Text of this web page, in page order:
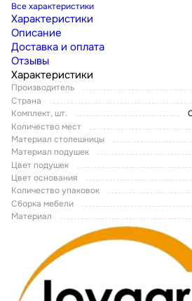
Все характеристики
Характеристики
Описание
Доставка и оплата
Отзывы
Характеристики
Производитель
Страна
Комплект, шт.
Количество мест
Материал столешницы
Материал подушек
Цвет подушек
Цвет основания
Количество упаковок
Сборка мебели
Материал